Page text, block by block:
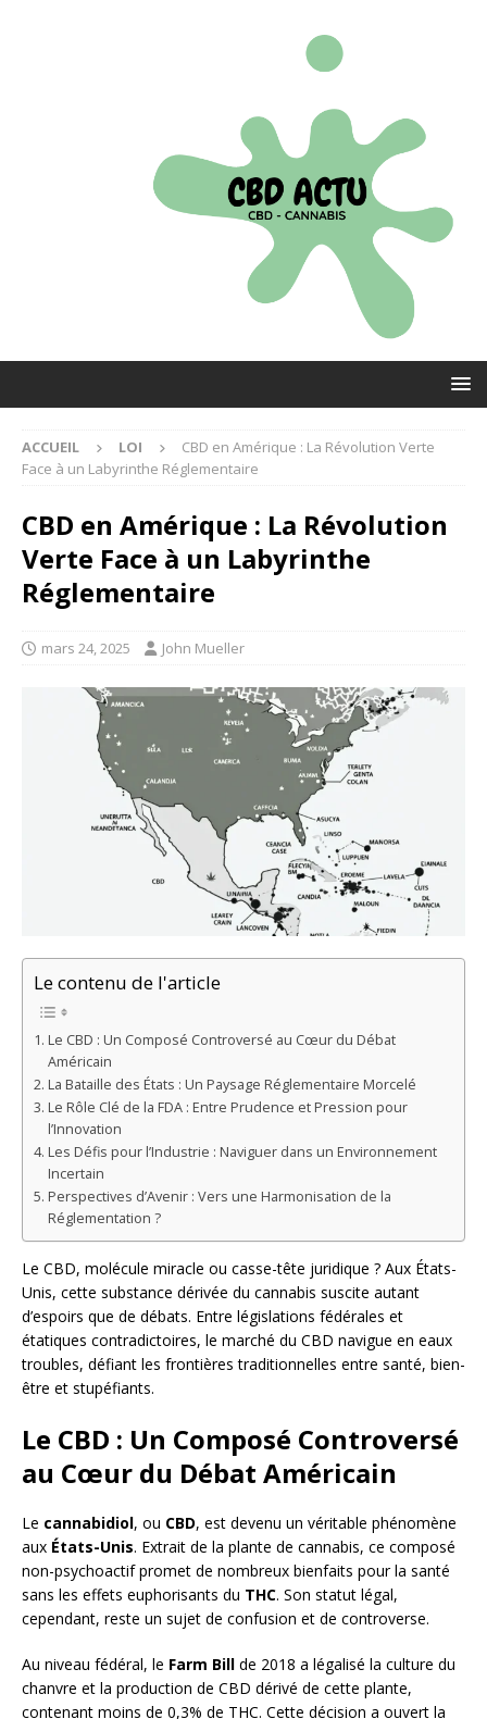
ACCUEIL LOI
CBD en Amérique : La Révolution Verte
Face à un Labyrinthe Réglementaire
CBD en Amérique : La Révolution
Verte Face à un Labyrinthe
Réglementaire
mars 24, 2025 John Mueller
Le contenu de l'article
Le CBD : Un Composé Controversé au Cœur du Débat
Américain
La Bataille des États : Un Paysage Réglementaire Morcelé
Le Rôle Clé de la FDA : Entre Prudence et Pression pour
l’Innovation
Les Défis pour l’Industrie : Naviguer dans un Environnement
Incertain
Perspectives d’Avenir : Vers une Harmonisation de la
Réglementation ?
Le CBD, molécule miracle ou casse-tête juridique ? Aux États-
Unis, cette substance dérivée du cannabis suscite autant
d’espoirs que de débats. Entre législations fédérales et
étatiques contradictoires, le marché du CBD navigue en eaux
troubles, défiant les frontières traditionnelles entre santé, bien-
être et stupéfiants.
Le CBD : Un Composé Controversé
au Cœur du Débat Américain
Le cannabidiol, ou CBD, est devenu un véritable phénomène
aux États-Unis. Extrait de la plante de cannabis, ce composé
non-psychoactif promet de nombreux bienfaits pour la santé
sans les effets euphorisants du THC. Son statut légal,
cependant, reste un sujet de confusion et de controverse.
Au niveau fédéral, le Farm Bill de 2018 a légalisé la culture du
chanvre et la production de CBD dérivé de cette plante,
contenant moins de 0,3% de THC. Cette décision a ouvert la